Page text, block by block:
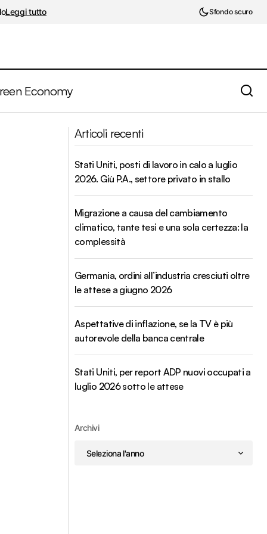
Leggi tutto Sfondo scuro
Economy
Plasma il Futuro della Politica Monetaria
Articoli recenti
Stati Uniti, posti di lavoro in calo a luglio
2026. Giù P.A., settore privato in stallo
Migrazione a causa del cambiamento
climatico, tante tesi e una sola certezza: la
complessità
Germania, ordini all’industria cresciuti oltre
le attese a giugno 2026
Aspettative di inflazione, se la TV è più
autorevole della banca centrale
Stati Uniti, per report ADP nuovi occupati a
luglio 2026 sotto le attese
Archivi